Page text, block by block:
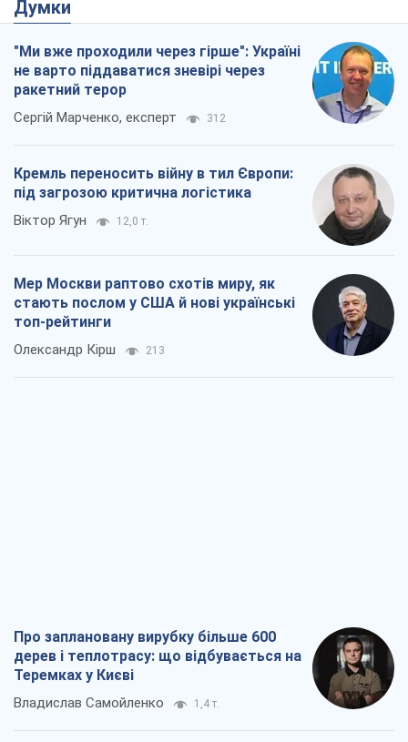
Думки
"Ми вже проходили через гірше": Україні
не варто піддаватися зневірі через
ракетний терор
Сергій Марченко, експерт 312
Кремль переносить війну в тил Європи:
під загрозою критична логістика
Віктор Ягун 12,0 т.
Мер Москви раптово схотів миру, як
стають послом у США й нові українські
топ-рейтинги
Олександр Кірш 213
Про заплановану вирубку більше 600
дерев і теплотрасу: що відбувається на
Теремках у Києві
Владислав Самойленко 1,4 т.